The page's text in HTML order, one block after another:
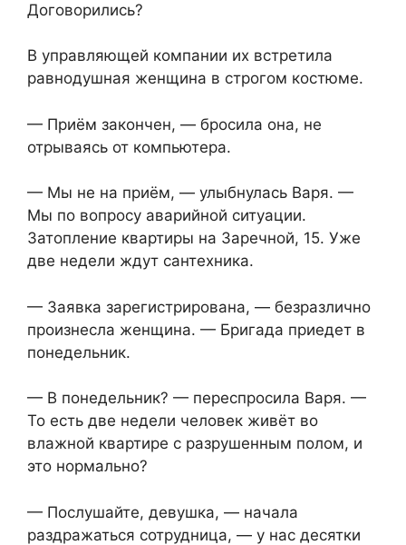
Договорились?
В управляющей компании их встретила
равнодушная женщина в строгом костюме.
— Приём закончен, — бросила она, не
отрываясь от компьютера.
— Мы не на приём, — улыбнулась Варя. —
Мы по вопросу аварийной ситуации.
Затопление квартиры на Заречной, 15. Уже
две недели ждут сантехника.
— Заявка зарегистрирована, — безразлично
произнесла женщина. — Бригада приедет в
понедельник.
— В понедельник? — переспросила Варя. —
То есть две недели человек живёт во
влажной квартире с разрушенным полом, и
это нормально?
— Послушайте, девушка, — начала
раздражаться сотрудница, — у нас десятки